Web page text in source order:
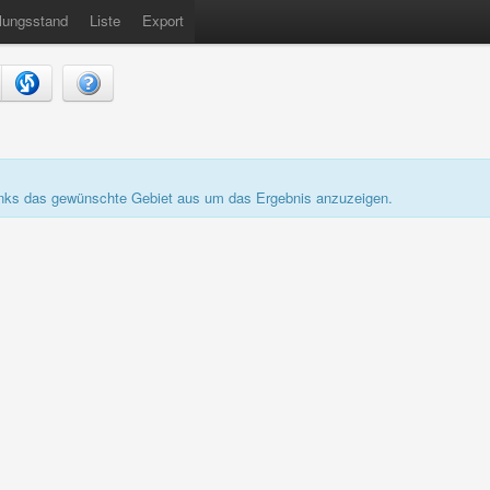
Liste Export
das gewünschte Gebiet aus um das Ergebnis anzuzeigen.